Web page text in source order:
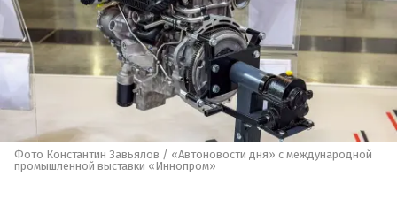
Фото Константин Завьялов / «Автоновости дня» с международной
промышленной выставки «Иннопром»